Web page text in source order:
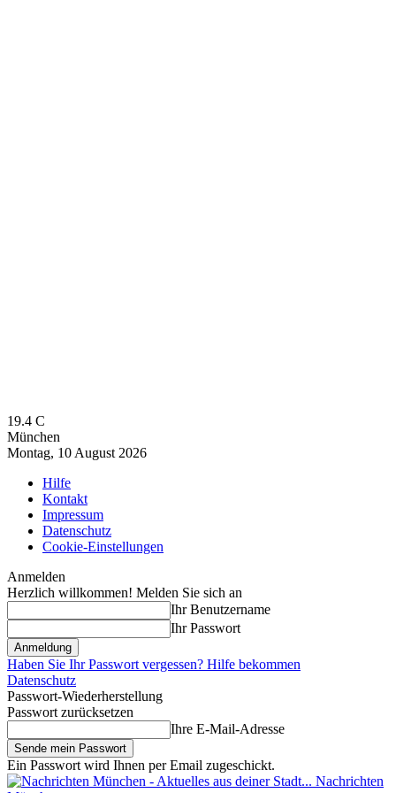
19.4 C
München
Montag, 10 August 2026
Hilfe
Kontakt
Impressum
Datenschutz
Cookie-Einstellungen
Anmelden
Herzlich willkommen! Melden Sie sich an
Ihr Benutzername
Ihr Passwort
Haben Sie Ihr Passwort vergessen? Hilfe bekommen
Datenschutz
Passwort-Wiederherstellung
Passwort zurücksetzen
Ihre E-Mail-Adresse
Ein Passwort wird Ihnen per Email zugeschickt.
Nachrichten